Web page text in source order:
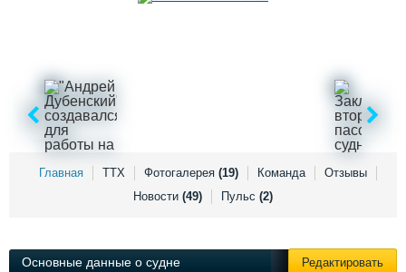
Реклама
Конференции
Выставки и семинары
Личности
Форум
Отзывы
Главная ТТХ Фотогалерея (19) Команда
Отзывы
Новости (49) Пульс (2)
Основные данные о судне Редактировать